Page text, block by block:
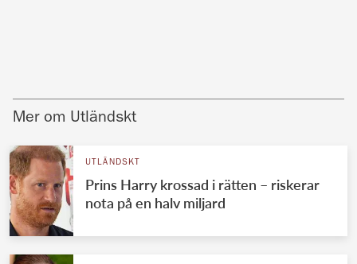
Mer om Utländskt
UTLÄNDSKT
Prins Harry krossad i rätten – riskerar
nota på en halv miljard